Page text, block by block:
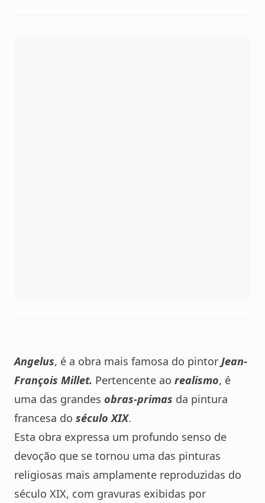
Angelus, é a obra mais famosa do pintor Jean-
François Millet. Pertencente ao realismo, é
uma das grandes obras-primas da pintura
francesa do século XIX.
Esta obra expressa um profundo senso de
devoção que se tornou uma das pinturas
religiosas mais amplamente reproduzidas do
século XIX, com gravuras exibidas por